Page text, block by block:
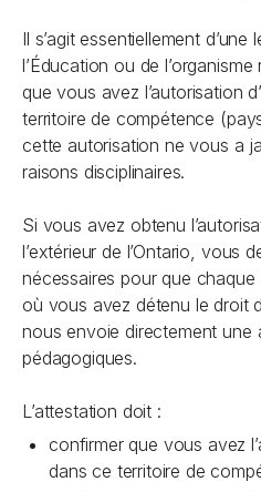
Il s’agit essentiellement
l’Éducation ou de
que vous avez l’autorisation
territoire de compétence
cette autorisation ne vous a
raisons disciplinaires.
Si vous avez obtenu
l’extérieur de l’Ontario, vous
nécessaires pour que
où vous avez détenu le droit
nous envoie directement une
pédagogiques.
L’attestation doit :
confirmer que vous avez
dans ce territoire de